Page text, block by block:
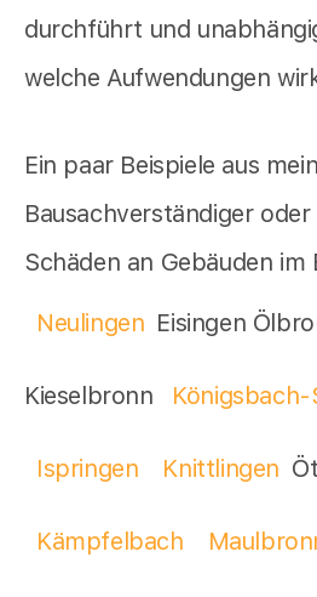
durchführt und
welche Aufwendungen
Ein paar Beispiele aus
Bausachverständiger
Schäden an Gebäuden im
Neulingen Eisingen
Kieselbronn Königsbach-
Ispringen Knittlingen
Kämpfelbach